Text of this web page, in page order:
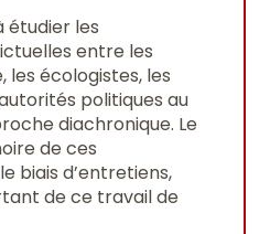
étudier les
entre les
les écologistes, les
politiques au
diachronique. Le
de ces
biais d’entretiens,
de ce travail de